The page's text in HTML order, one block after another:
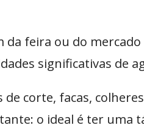
feira ou do mercado
significativas de
corte, facas,
o ideal é ter uma